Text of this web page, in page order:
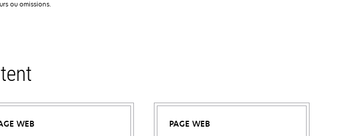
ou omissions.
WEB PAGE WEB